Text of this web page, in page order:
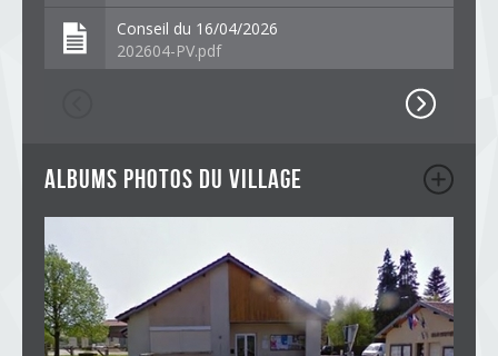
Conseil du 16/04/2026
202604-PV.pdf
albums photos du village